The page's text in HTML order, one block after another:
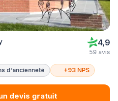
4,9
59 avis
d'ancienneté +93 NPS
devis gratuit